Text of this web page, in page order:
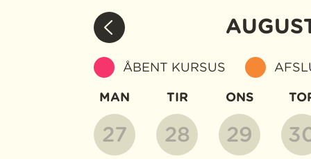
ÅBENT KURSUS
MAN TIR ONS
27 28 29